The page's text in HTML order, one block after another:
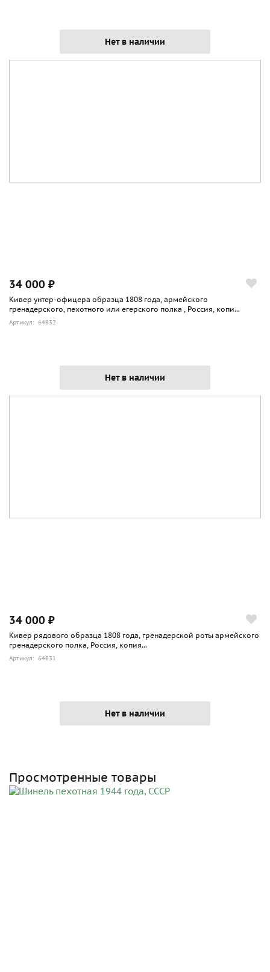
Нет в наличии
34 000 ₽
Кивер унтер-офицера образца 1808 года, армейского
гренадерского, пехотного или егерского полка , Россия, копи...
Артикул: 64832
Нет в наличии
34 000 ₽
Кивер рядового образца 1808 года, гренадерской роты армейского
гренадерского полка, Россия, копия...
Артикул: 64831
Нет в наличии
Просмотренные товары